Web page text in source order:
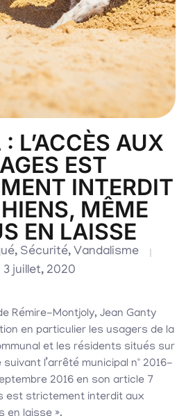
L’ACCÈS AUX
EST
INTERDIT
MÊME
EN LAISSE
, Sécurité, Vandalisme
3 juillet, 2020
Rémire-Montjoly, Jean Ganty
en particulier les usagers de la
et les résidents situés sur
l’arrêté municipal n° 2016-
2016 en son article 7
est strictement interdit aux